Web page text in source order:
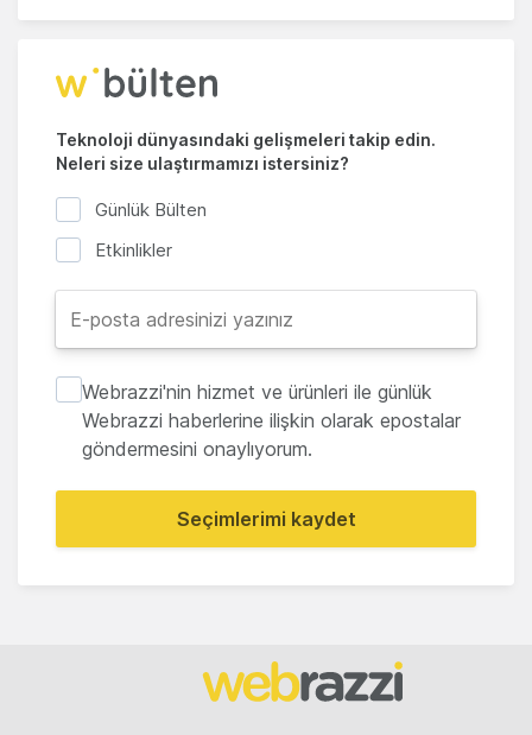
Teknoloji dünyasındaki gelişmeleri takip edin.
Neleri size ulaştırmamızı istersiniz?
Günlük Bülten
Etkinlikler
Webrazzi'nin hizmet ve ürünleri ile günlük
Webrazzi haberlerine ilişkin olarak epostalar
göndermesini onaylıyorum.
Seçimlerimi kaydet